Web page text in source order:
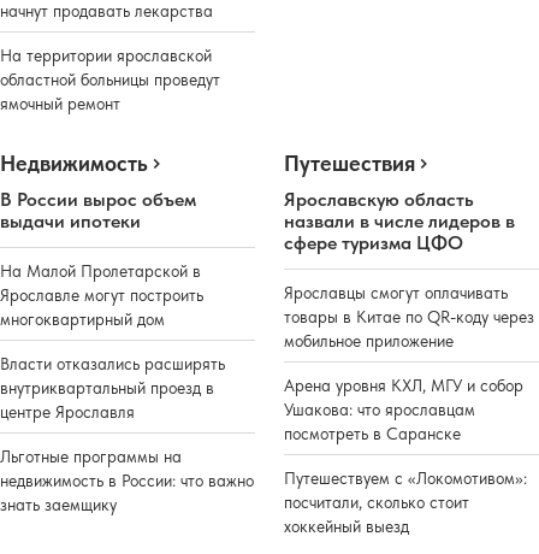
начнут продавать лекарства
На территории ярославской
областной больницы проведут
ямочный ремонт
Недвижимость
В России вырос объем
выдачи ипотеки
На Малой Пролетарской в
Ярославле могут построить
многоквартирный дом
Власти отказались расширять
внутриквартальный проезд в
центре Ярославля
Льготные программы на
недвижимость в России: что важно
знать заемщику
Путешествия
Ярославскую область
назвали в числе лидеров в
сфере туризма ЦФО
Ярославцы смогут оплачивать
товары в Китае по QR-коду через
мобильное приложение
Арена уровня КХЛ, МГУ и собор
Ушакова: что ярославцам
посмотреть в Саранске
Путешествуем с «Локомотивом»:
посчитали, сколько стоит
хоккейный выезд